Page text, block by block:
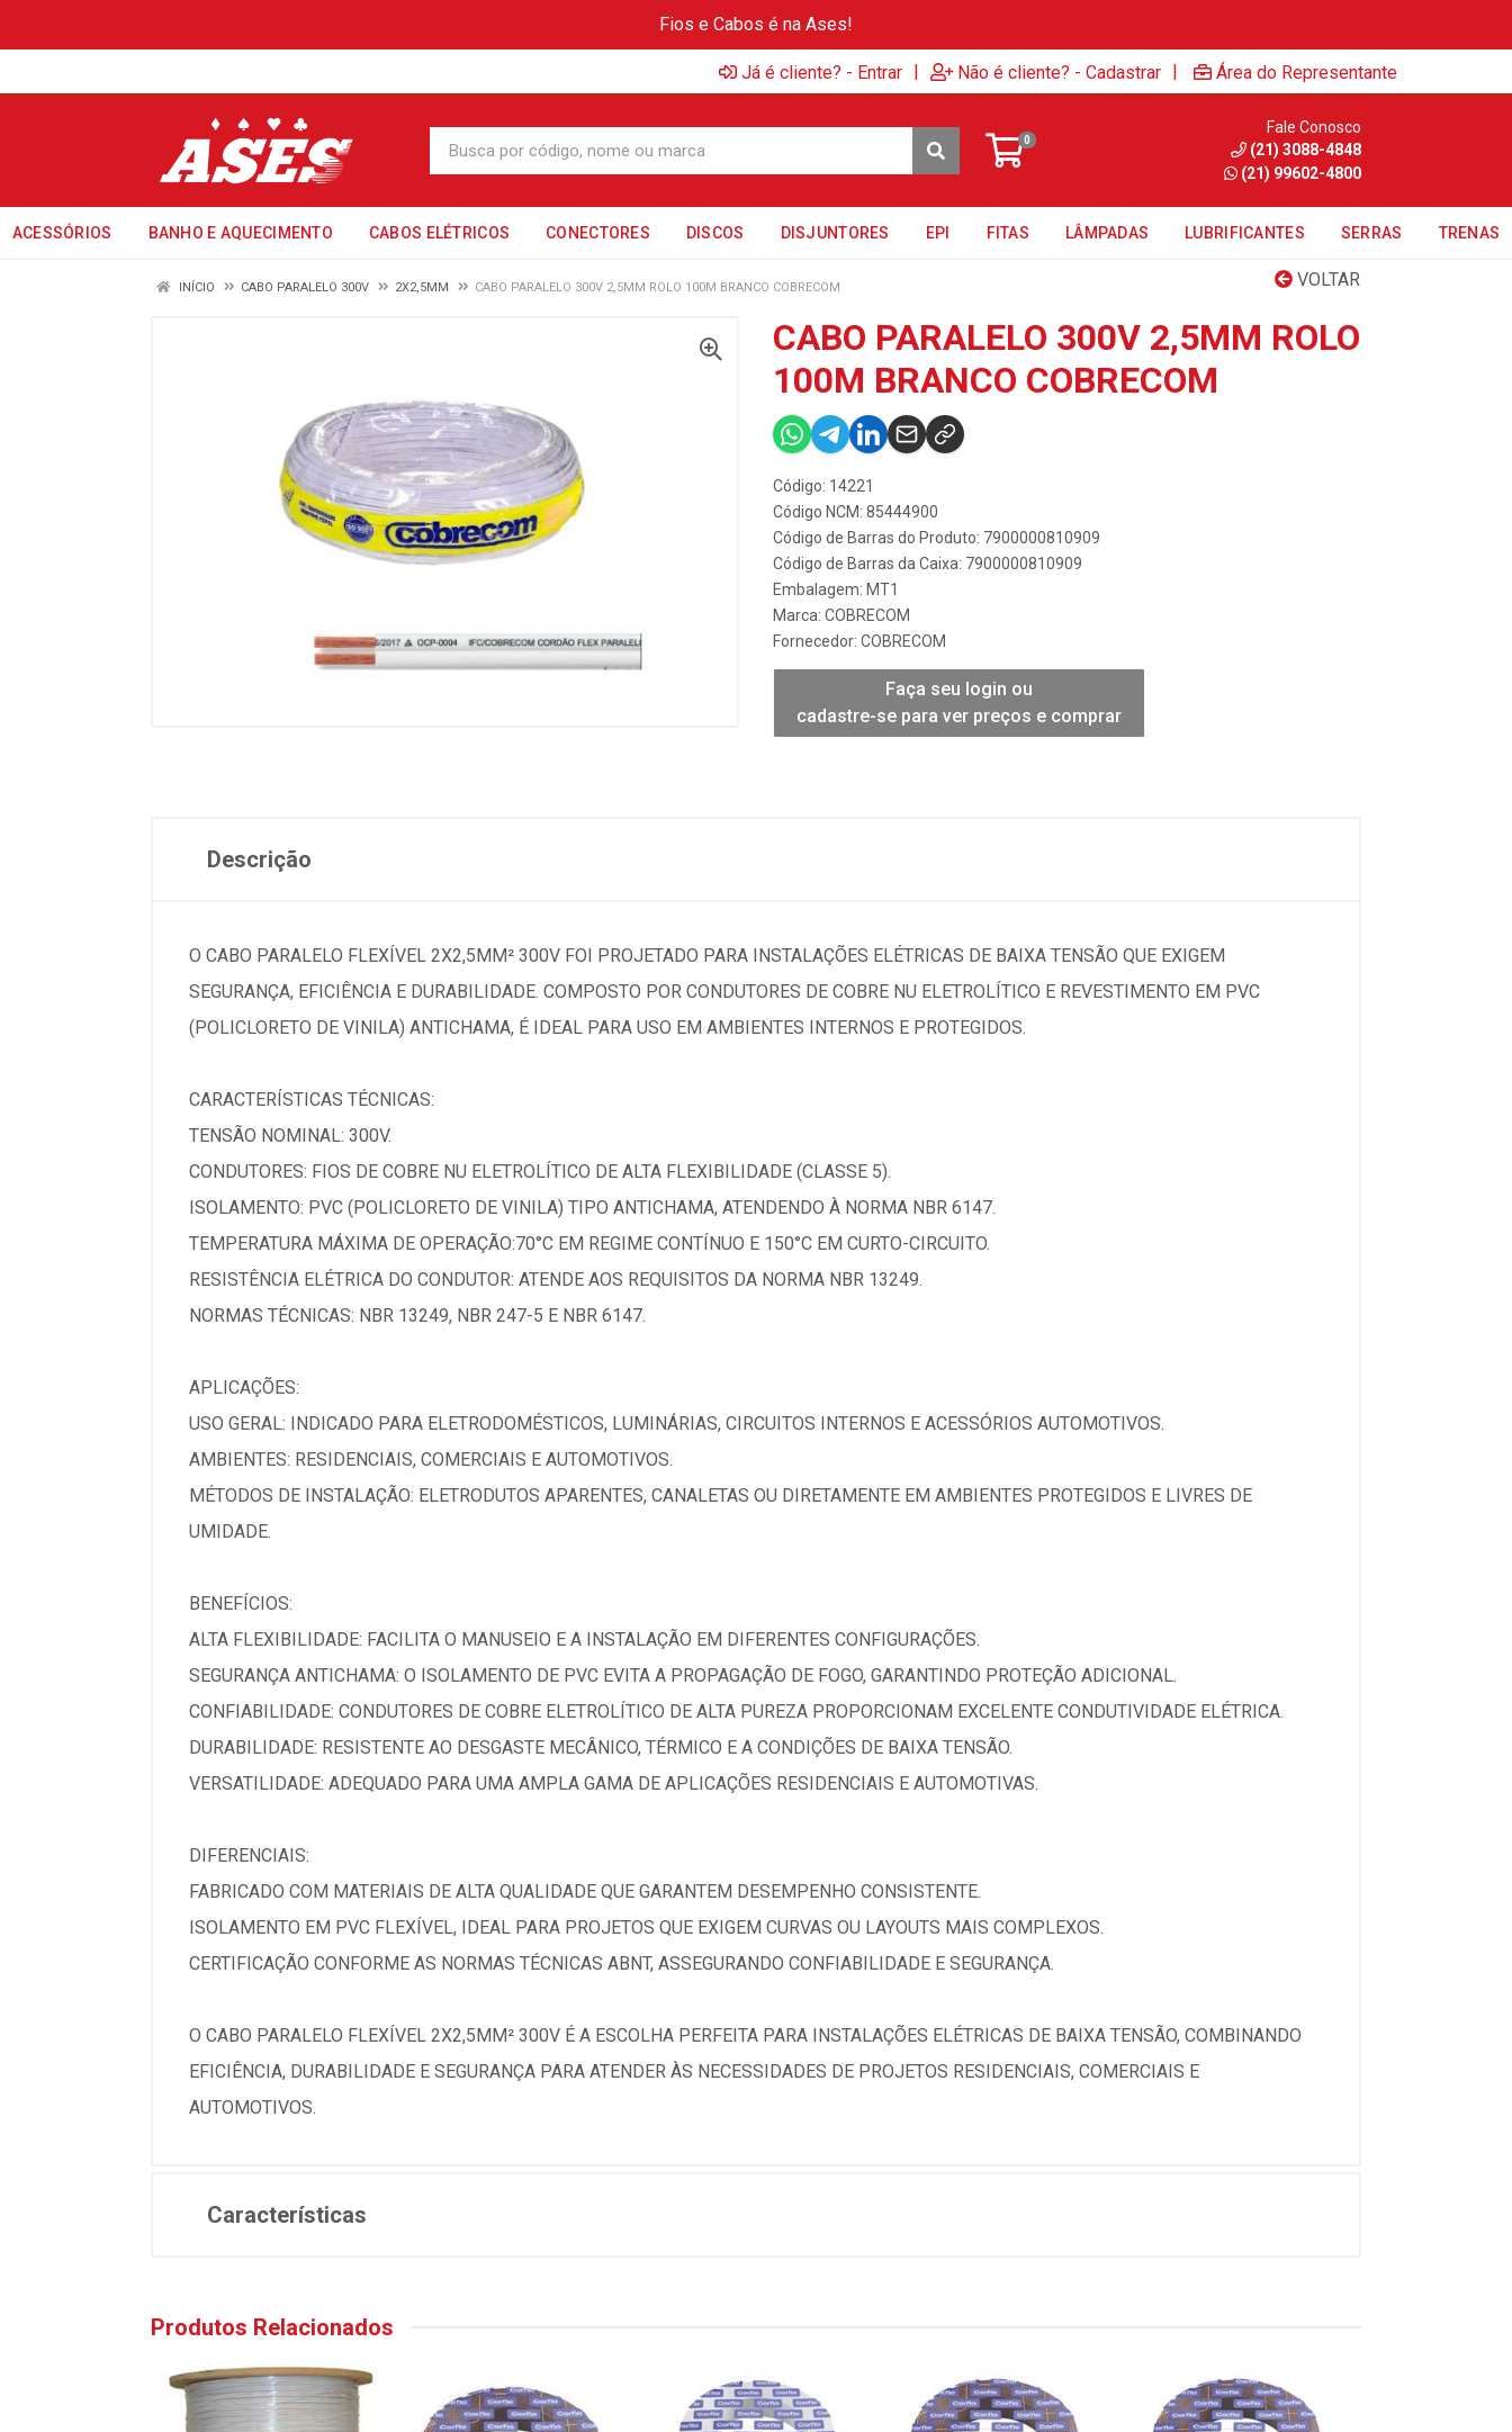
Fios e Cabos é na Ases!
Já é cliente? - Entrar | Não é cliente? - Cadastrar | Área do Representante
0
Fale Conosco
(21) 3088-4848
(21) 99602-4800
ACESSÓRIOS BANHO E AQUECIMENTO CABOS ELÉTRICOS CONECTORES DISCOS DISJUNTORES EPI FITAS LÂMPADAS LUBRIFICANTES SERRAS TRENAS
VOLTAR
INÍCIO CABO PARALELO 300V 2X2,5MM CABO PARALELO 300V 2,5MM ROLO 100M BRANCO COBRECOM
CABO PARALELO 300V 2,5MM ROLO
100M BRANCO COBRECOM
Código: 14221
Código NCM: 85444900
Código de Barras do Produto: 7900000810909
Código de Barras da Caixa: 7900000810909
Embalagem: MT1
Marca: COBRECOM
Fornecedor: COBRECOM
Faça seu login ou
cadastre-se para ver preços e comprar
Descrição
O CABO PARALELO FLEXÍVEL 2X2,5MM² 300V FOI PROJETADO PARA INSTALAÇÕES ELÉTRICAS DE BAIXA TENSÃO QUE EXIGEM
SEGURANÇA, EFICIÊNCIA E DURABILIDADE. COMPOSTO POR CONDUTORES DE COBRE NU ELETROLÍTICO E REVESTIMENTO EM PVC
(POLICLORETO DE VINILA) ANTICHAMA, É IDEAL PARA USO EM AMBIENTES INTERNOS E PROTEGIDOS.
CARACTERÍSTICAS TÉCNICAS:
TENSÃO NOMINAL: 300V.
CONDUTORES: FIOS DE COBRE NU ELETROLÍTICO DE ALTA FLEXIBILIDADE (CLASSE 5).
ISOLAMENTO: PVC (POLICLORETO DE VINILA) TIPO ANTICHAMA, ATENDENDO À NORMA NBR 6147.
TEMPERATURA MÁXIMA DE OPERAÇÃO:70°C EM REGIME CONTÍNUO E 150°C EM CURTO-CIRCUITO.
RESISTÊNCIA ELÉTRICA DO CONDUTOR: ATENDE AOS REQUISITOS DA NORMA NBR 13249.
NORMAS TÉCNICAS: NBR 13249, NBR 247-5 E NBR 6147.
APLICAÇÕES:
USO GERAL: INDICADO PARA ELETRODOMÉSTICOS, LUMINÁRIAS, CIRCUITOS INTERNOS E ACESSÓRIOS AUTOMOTIVOS.
AMBIENTES: RESIDENCIAIS, COMERCIAIS E AUTOMOTIVOS.
MÉTODOS DE INSTALAÇÃO: ELETRODUTOS APARENTES, CANALETAS OU DIRETAMENTE EM AMBIENTES PROTEGIDOS E LIVRES DE
UMIDADE.
BENEFÍCIOS:
ALTA FLEXIBILIDADE: FACILITA O MANUSEIO E A INSTALAÇÃO EM DIFERENTES CONFIGURAÇÕES.
SEGURANÇA ANTICHAMA: O ISOLAMENTO DE PVC EVITA A PROPAGAÇÃO DE FOGO, GARANTINDO PROTEÇÃO ADICIONAL.
CONFIABILIDADE: CONDUTORES DE COBRE ELETROLÍTICO DE ALTA PUREZA PROPORCIONAM EXCELENTE CONDUTIVIDADE ELÉTRICA.
DURABILIDADE: RESISTENTE AO DESGASTE MECÂNICO, TÉRMICO E A CONDIÇÕES DE BAIXA TENSÃO.
VERSATILIDADE: ADEQUADO PARA UMA AMPLA GAMA DE APLICAÇÕES RESIDENCIAIS E AUTOMOTIVAS.
DIFERENCIAIS:
FABRICADO COM MATERIAIS DE ALTA QUALIDADE QUE GARANTEM DESEMPENHO CONSISTENTE.
ISOLAMENTO EM PVC FLEXÍVEL, IDEAL PARA PROJETOS QUE EXIGEM CURVAS OU LAYOUTS MAIS COMPLEXOS.
CERTIFICAÇÃO CONFORME AS NORMAS TÉCNICAS ABNT, ASSEGURANDO CONFIABILIDADE E SEGURANÇA.
O CABO PARALELO FLEXÍVEL 2X2,5MM² 300V É A ESCOLHA PERFEITA PARA INSTALAÇÕES ELÉTRICAS DE BAIXA TENSÃO, COMBINANDO
EFICIÊNCIA, DURABILIDADE E SEGURANÇA PARA ATENDER ÀS NECESSIDADES DE PROJETOS RESIDENCIAIS, COMERCIAIS E
AUTOMOTIVOS.
Características
Produtos Relacionados